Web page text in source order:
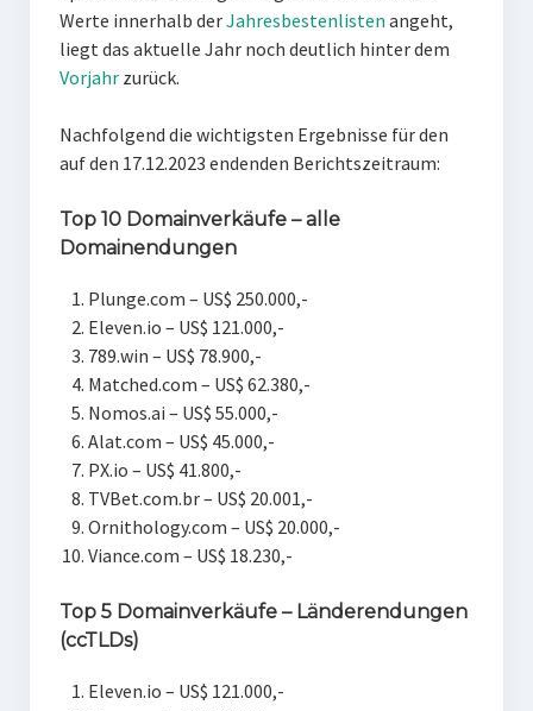
Werte innerhalb derJahresbestenlisten angeht,
liegt das aktuelle Jahr noch deutlich hinter dem
Vorjahrzurück.
Nachfolgend die wichtigsten Ergebnisse für den
auf den 17.12.2023 endenden Berichtszeitraum:
Top 10 Domainverkäufe – alle
Domainendungen
Plunge.com – US$ 250.000,-
Eleven.io – US$ 121.000,-
789.win – US$ 78.900,-
Matched.com – US$ 62.380,-
Nomos.ai – US$ 55.000,-
Alat.com – US$ 45.000,-
PX.io – US$ 41.800,-
TVBet.com.br – US$ 20.001,-
Ornithology.com – US$ 20.000,-
Viance.com – US$ 18.230,-
Top 5 Domainverkäufe – Länderendungen
(ccTLDs)
Eleven.io – US$ 121.000,-